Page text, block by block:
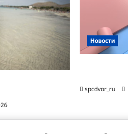
Новости
spcdvor_ru